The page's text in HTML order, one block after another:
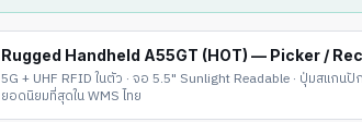
Rugged Handheld A55GT (HOT) — Picker /
5G + UHF RFID ในตัว · จอ 5.5" Sunlight Readable · ปุ่มสแกนปั
ยอดนิยมที่สุดใน WMS ไทย